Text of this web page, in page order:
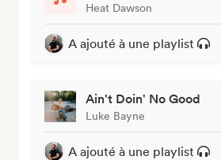
Heat Dawson
A ajouté à une playlist
Ain't Doin' No Good
Luke Bayne
A ajouté à une playlist